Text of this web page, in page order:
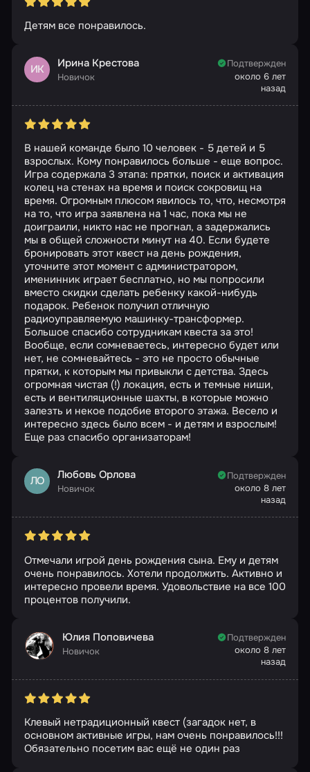
Детям все понравилось.
ИК Ирина Крестова
Новичок
Подтвержден
около 6 лет
назад
В нашей команде было 10 человек - 5 детей и 5
взрослых. Кому понравилось больше - еще вопрос.
Игра содержала 3 этапа: прятки, поиск и активация
колец на стенах на время и поиск сокровищ на
время. Огромным плюсом явилось то, что, несмотря
на то, что игра заявлена на 1 час, пока мы не
доиграили, никто нас не прогнал, а задержались
мы в общей сложности минут на 40. Если будете
бронировать этот квест на день рождения,
уточните этот момент с администратором,
именинник играет бесплатно, но мы попросили
вместо скидки сделать ребенку какой-нибудь
подарок. Ребенок получил отличную
радиоуправляемую машинку-трансформер.
Большое спасибо сотрудникам квеста за это!
Вообще, если сомневаетесь, интересно будет или
нет, не сомневайтесь - это не просто обычные
прятки, к которым мы привыкли с детства. Здесь
огромная чистая (!) локация, есть и темные ниши,
есть и вентиляционные шахты, в которые можно
залезть и некое подобие второго этажа. Весело и
интересно здесь было всем - и детям и взрослым!
Еще раз спасибо организаторам!
ЛО Любовь Орлова
Новичок
Подтвержден
около 8 лет
назад
Отмечали игрой день рождения сына. Ему и детям
очень понравилось. Хотели продолжить. Активно и
интересно провели время. Удовольствие на все 100
процентов получили.
Юлия Поповичева
Новичок
Подтвержден
около 8 лет
назад
Клевый нетрадиционный квест (загадок нет, в
основном активные игры, нам очень понравилось!!!
Обязательно посетим вас ещё не один раз